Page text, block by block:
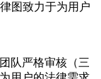
图致力于为用户
队严格审核（三